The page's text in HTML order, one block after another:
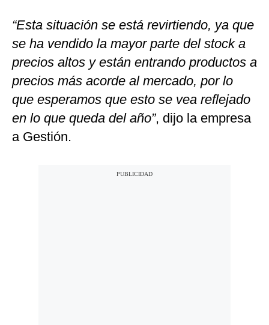
“Esta situación se está revirtiendo, ya que
se ha vendido la mayor parte del stock a
precios altos y están entrando productos a
precios más acorde al mercado, por lo
que esperamos que esto se vea reflejado
en lo que queda del año”, dijo la empresa
a Gestión.